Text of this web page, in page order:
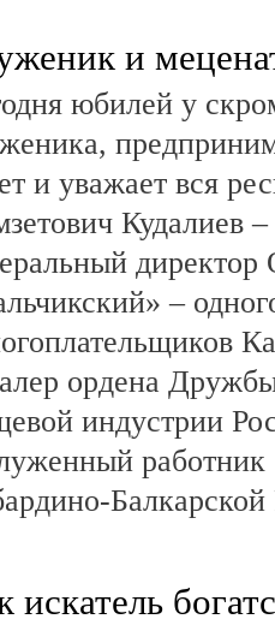
и
юбилей у
и уважает вся
Кудалиев
–
ордена
индустрии
работник
искатель